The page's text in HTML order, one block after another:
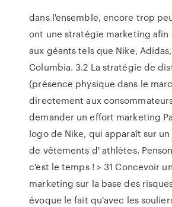
dans l'ensemble, encore trop
ont une stratégie marketing afin
aux géants tels que Nike,
Columbia. 3.2 La stratégie de
(présence physique dans le
directement aux
demander un effort marketing
logo de Nike, qui apparaît sur
de vêtements d' athlètes.
c'est le temps ! > 31 Concevoir
marketing sur la base des
évoque le fait qu'avec les